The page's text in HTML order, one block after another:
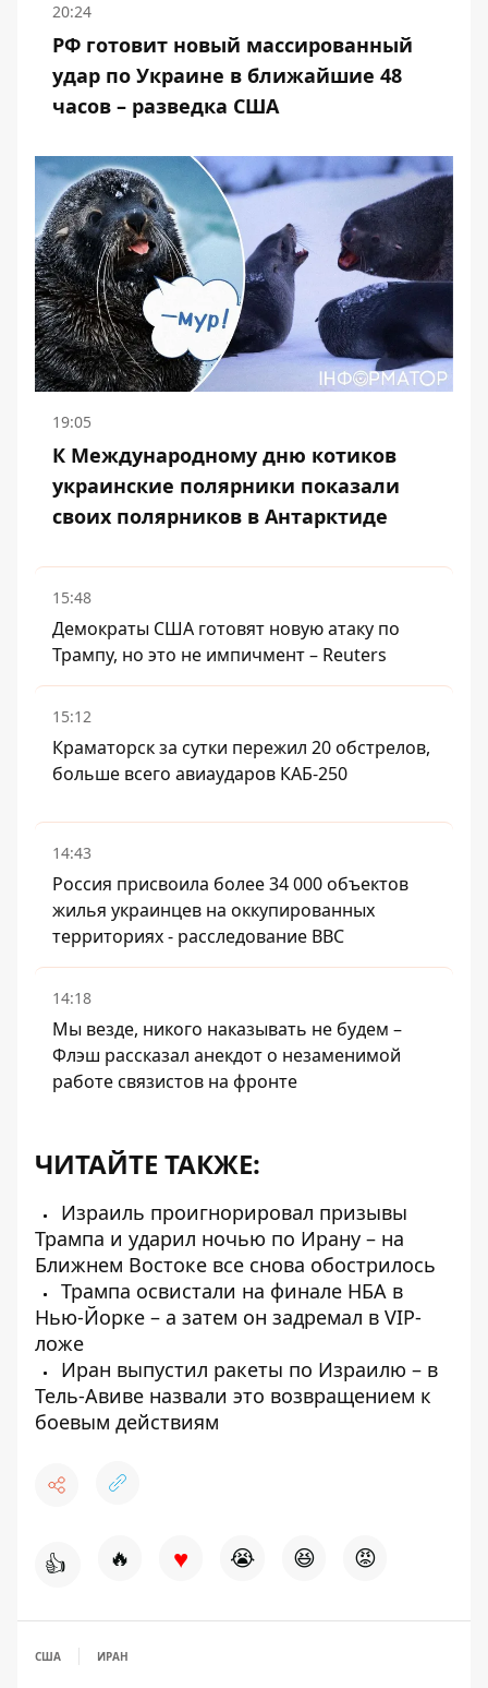
20:24
РФ готовит новый массированный
удар по Украине в ближайшие 48
часов – разведка США
19:05
К Международному дню котиков
украинские полярники показали
своих полярников в Антарктиде
15:48
Демократы США готовят новую атаку по
Трампу, но это не импичмент – Reuters
15:12
Краматорск за сутки пережил 20 обстрелов,
больше всего авиаударов КАБ-250
14:43
Россия присвоила более 34 000 объектов
жилья украинцев на оккупированных
территориях - расследование BBC
14:18
Мы везде, никого наказывать не будем –
Флэш рассказал анекдот о незаменимой
работе связистов на фронте
ЧИТАЙТЕ ТАКЖЕ:
Израиль проигнорировал призывы
Трампа и ударил ночью по Ирану – на
Ближнем Востоке все снова обострилось
Трампа освистали на финале НБА в
Нью-Йорке – а затем он задремал в VIP-
ложе
Иран выпустил ракеты по Израилю – в
Тель-Авиве назвали это возвращением к
боевым действиям
👍 🔥 ♥ 😭 😆 😡
США ИРАН